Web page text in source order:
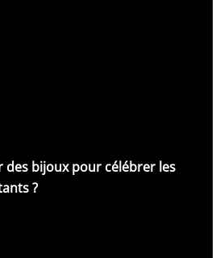
des bijoux pour célébrer les
?